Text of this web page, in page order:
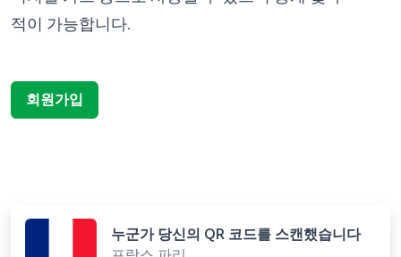
프랑스 파리
회원가입